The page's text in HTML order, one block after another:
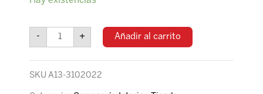
-
DELANTERO
RH
cantidad
+ Añadir al carrito
SKU A13-3102022